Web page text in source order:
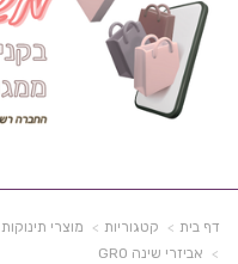
דף בית קטגוריות מוצרי תינוקות
אביזרי שינה GRO